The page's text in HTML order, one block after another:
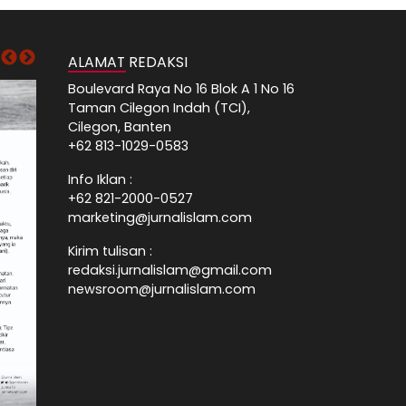
ALAMAT REDAKSI
Boulevard Raya No 16 Blok A 1 No 16
Taman Cilegon Indah (TCI),
Cilegon, Banten
+62 813-1029-0583
Info Iklan :
+62 821-2000-0527
marketing@jurnalislam.com
Kirim tulisan :
redaksi.jurnalislam@gmail.com
newsroom@jurnalislam.com